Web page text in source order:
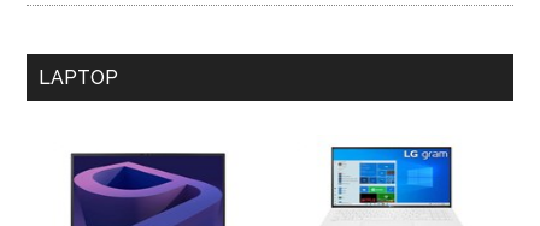
LAPTOP